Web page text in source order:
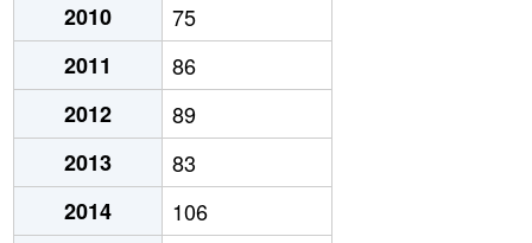
2010
75
2011
86
2012
89
2013
83
2014
106